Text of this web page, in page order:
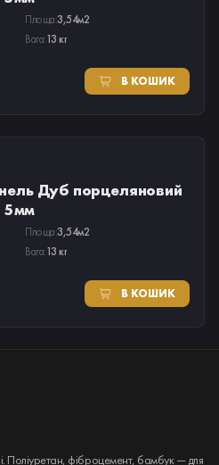
Площа:3,54м2
Вага:13 кг
В КОШИК
Дуб порцеляновий
5мм
Площа:3,54м2
Вага:13 кг
В КОШИК
Поліуретан, фіброцемент, бамбук — для